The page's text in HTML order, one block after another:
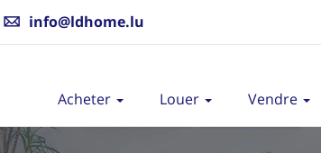
info@ldhome.lu
Acheter Louer Vendre